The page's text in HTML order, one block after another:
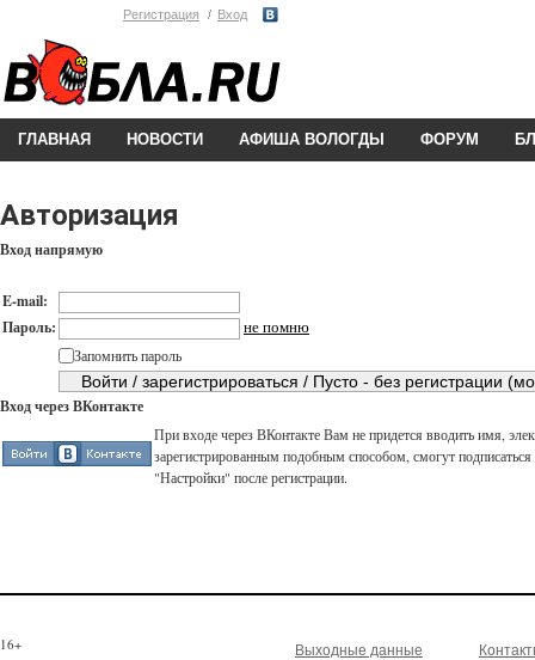
Регистрация Вход
ГЛАВНАЯ НОВОСТИ АФИША ВОЛОГДЫ ФОРУМ
Авторизация
Вход напрямую
E-mail:
Пароль:
не помню
Запомнить пароль
Вход через ВКонтакте
При входе через ВКонтакте Вам не придется вводить имя,
зарегистрированным подобным способом, смогут
"Настройки" после регистрации.
16+ Выходные данные